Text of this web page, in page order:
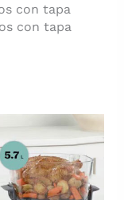
con tapa
con tapa